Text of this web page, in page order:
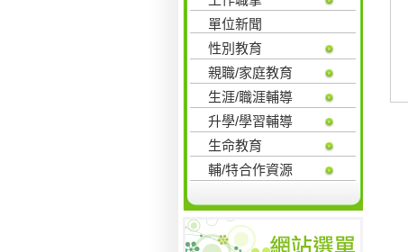
單位新聞
性別教育
親職/家庭教育
生涯/職涯輔導
升學/學習輔導
生命教育
輔/特合作資源